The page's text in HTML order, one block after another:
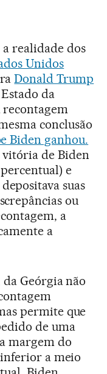
realidade dos
Unidos
Donald Trump
da
recontagem
conclusão
Biden ganhou.
vitória de Biden
e
suas
ou
a
a
Geórgia não
permite que
de uma
margem do
a meio